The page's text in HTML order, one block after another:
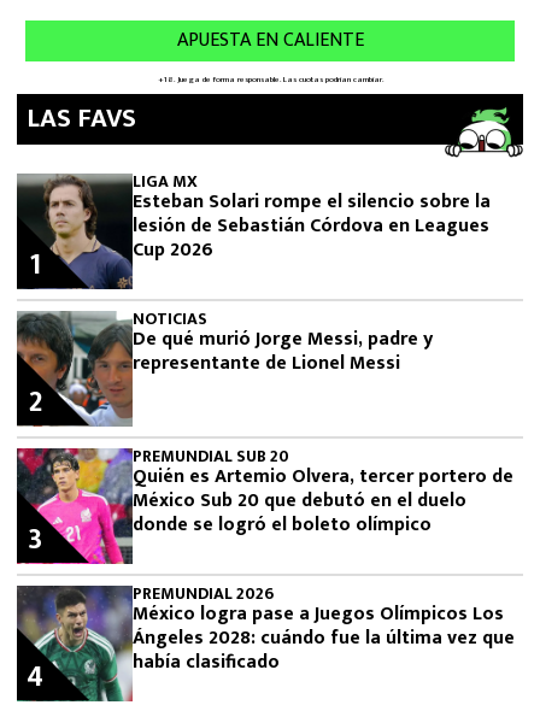
LAS FAVS
LIGA MX
Esteban Solari rompe el silencio sobre la
lesión de Sebastián Córdova en Leagues
Cup 2026
1
NOTICIAS
De qué murió Jorge Messi, padre y
representante de Lionel Messi
2
PREMUNDIAL SUB 20
Quién es Artemio Olvera, tercer portero de
México Sub 20 que debutó en el duelo
donde se logró el boleto olímpico
3
PREMUNDIAL 2026
México logra pase a Juegos Olímpicos Los
Ángeles 2028: cuándo fue la última vez que
había clasificado
4